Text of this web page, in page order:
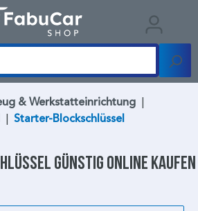
& Werkstatteinrichtung |
| Starter-Blockschlüssel
günstig online kaufen